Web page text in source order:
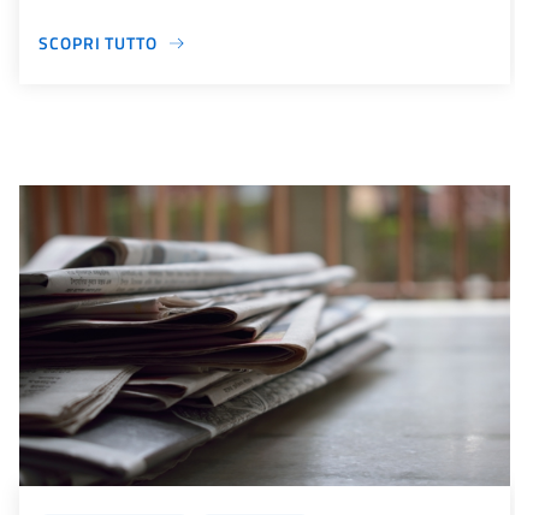
SCOPRI TUTTO